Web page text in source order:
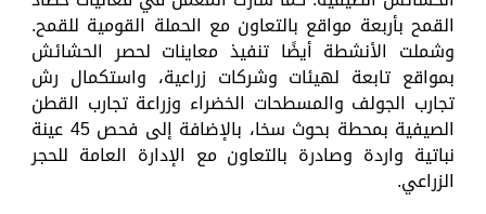
القمح بأربعة مواقع بالتعاون مع الحملة القومية للقمح.
وشملت الأنشطة أيضًا تنفيذ معاينات لحصر الحشائش
بمواقع تابعة لهيئات وشركات زراعية، واستكمال رش
تجارب الجولف والمسطحات الخضراء وزراعة تجارب القطن
الصيفية بمحطة بحوث سخا، بالإضافة إلى فحص 45 عينة
نباتية واردة وصادرة بالتعاون مع الإدارة العامة للحجر
الزراعي.